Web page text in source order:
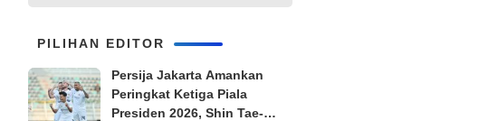
PILIHAN EDITOR
Persija Jakarta Amankan
Peringkat Ketiga Piala
Presiden 2026, Shin Tae-